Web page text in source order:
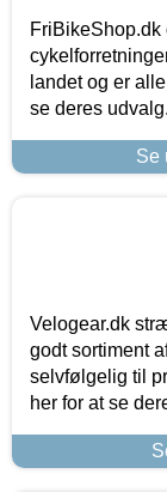
landet og er
se deres udvalg.
Se
Velogear.dk
godt sortiment
selvfølgelig til
her for at se